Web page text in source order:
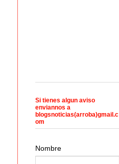
Si tienes algun aviso
enviannos a
blogsnoticias(arroba)gmail.c
om
Nombre